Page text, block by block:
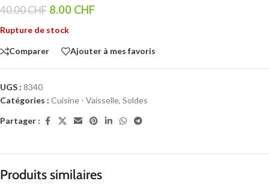
40.00CHF 8.00 CHF
Rupture de stock
Comparer Ajouter à mes favoris
UGS : 8340
Catégories : Cuisine - Vaisselle, Soldes
Partager :
Produits similaires